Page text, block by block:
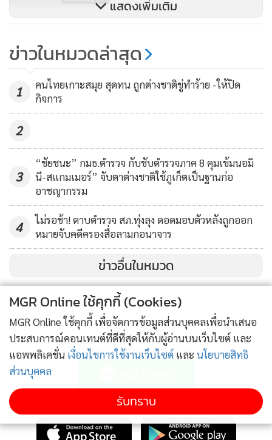
ส่วนสาเหตุนั้นขณะนี้เจ้าหน้าที่ยังไม่ทราบแน่ชัด แต่จากการ
ประมวลข้อมูลคาดว่าน่าจะมาจากเรื่องขัดผลประโยชน์ส่วนตัว
และเรื่องการทำธุรกิจท่าทรายที่ผู้ตายได้รับสัมปทานอยู่ในขณะนี้
เนื่องจากอดีตผู้ตายเคยเป็นสมาชิกองค์การบริหารส่วนจังหวัด
อำเภอใกล้เคียง ต่อมา หลังผู้ตายลงสมัครชิงตำแหน่ง
อบจ.นครศรีธรรมราช สอบตกจึงได้หันไปสมัครลงชิงตำแหน่ง
นายก อบต.ทุ่งใหญ่ จนชนะการเลือกตั้งจนได้เป็นนายก
อบต.ทุ่งใหญ่ จนกระทั่งหมดวาระ ยิ่งเป็นที่รู้จักมากยิ่งขึ้นในพื้นที่
ต่อมา นายไกรสีห์ เริ่มสนใจหันมาเลี้ยงวัวชนตัวเป็นแสน บางตัว
ถึงล้านบาทไว้ในบริเวณบ้านหลายตัว นำออกไปชนจนชนะคู่แข่ง
มาทุกครั้งจนวัวมีราคาค่าตัวนับล้านบาท จากนั้นไม่นานก็ถูก
คนร้ายใช้อาวุธสงครามมาลอบยิงถล่มถึง 2 ครั้งที่หน้าบ้าน แต่
กระสุนพลาดเป้าไปถูกวัวชนตัวเก่งราคานับล้านรับเคราะห์ตาย
แทน โดยหลังจากเกิดเหตุ พ.ต.อ.เสกสิทธิ์ สุวรรณฤทธิ์
ผกก.สภ.ลำทับ จ.กระบี่ ซึ่งเป็นญาติสนิทของนายไกรสีห์ มาดูที่
เกิดเหตุด้วยสีหน้าเคร่งเครียด
ขณะที่ พ.ต.อ.สมโชค จันทรมณี ผกก.สภ.ทุ่งใหญ่ เปิดเผยว่า คดี
นี้ถือเป็นคดีอุกฉกรรจ์ คนร้ายแต่งกายในชุดเครื่องแบบตำรวจซึ่ง
20,352
“กำนันเทพ” ชนะแน่..ถ้า..?
แสดงเพิ่มเติม
ข่าวในหมวดล่าสุด
1
คนไทยเกาะสมุย สุดทน ถูกต่างชาติขู่ทำร้าย -ให้ปิด
กิจการ
2
3
“ชัยชนะ” กมธ.ตำรวจ กับชับตำรวจภาค 8 คุมเข้มนอมิ
นี-สแกมเมอร์” จับตาต่างชาติใช้ภูเก็ตเป็นฐานก่อ
อาชญากรรม
4
ไม่รอช้า! ดาบตำรวจ สภ.ทุ่งลุง ดอดมอบตัวหลังถูกออก
หมายจับคดีครองสื่อลามกอนาจาร
ข่าวอื่นในหมวด
ติดตามข่าวสารผ่านทาง LINE
MGR Online Application
MGR Online ใช้คุกกี้ (Cookies)
MGR Online ใช้คุกกี้ เพื่อจัดการข้อมูลส่วนบุคคลเพื่อนำเสนอ
ประสบการณ์คอนเทนต์ที่ดีที่สุดให้กับผู้อ่านบนเว็บไซต์ และ
แอพพลิเคชั่น เงื่อนไขการใช้งานเว็บไซต์ และ นโยบายสิทธิ
ส่วนบุคคล
รับทราบ